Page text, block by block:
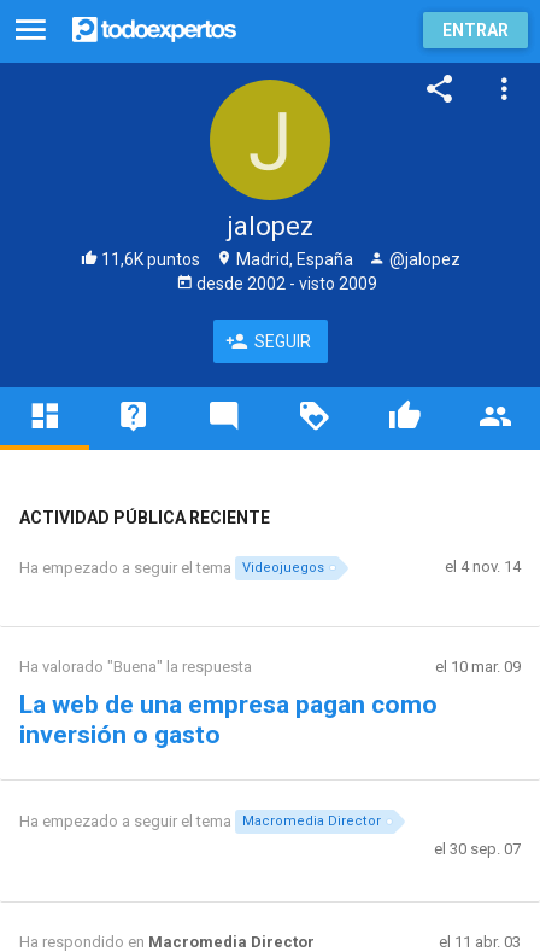
ENTRAR
jalopez
11,6K puntos Madrid, España
@jalopez
desde 2002 - visto 2009
SEGUIR
ACTIVIDAD PÚBLICA RECIENTE
Ha empezado a seguir el tema Videojuegos el 4 nov. 14
Ha valorado "Buena" la respuesta el 10 mar. 09
La web de una empresa pagan como
inversión o gasto
Ha empezado a seguir el tema Macromedia Director
el 30 sep. 07
Ha respondido en Macromedia Director el 11 abr. 03